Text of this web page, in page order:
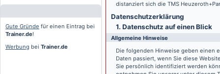
Gute Gründe für einen Eintrag bei
Trainer.de!
Werbung bei Trainer.de
distanziert sich die TMS
Datenschutz­erklärung
1. Datenschutz auf einen Blick
Allgemeine Hinweise
Die folgenden Hinweise geben einen
Daten passiert, wenn Sie diese
Sie persönlich identifiziert werden